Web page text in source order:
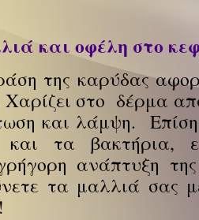
και οφέλη στο
της καρύδας
στο δέρμα
και λάμψη.
και τα βακτήρια,
ανάπτυξη
τα μαλλιά σας